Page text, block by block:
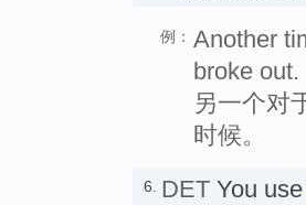
例： Another
broke out.
另一个对
时候。
6. DET You use